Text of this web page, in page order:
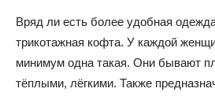
Вряд ли есть более удобная
трикотажная кофта. У каждой
минимум одна такая. Они бывают
тёплыми, лёгкими. Также